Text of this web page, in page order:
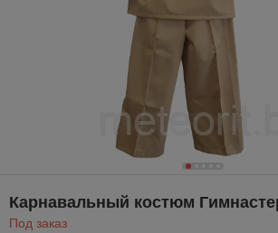
Карнавальный костюм
Под заказ